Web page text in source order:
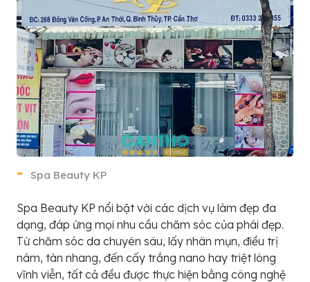
Spa Beauty KP
Spa Beauty KP nổi bật với các dịch vụ làm đẹp đa
dạng, đáp ứng mọi nhu cầu chăm sóc của phái đẹp.
Từ chăm sóc da chuyên sâu, lấy nhân mụn, điều trị
nám, tàn nhang, đến cấy trắng nano hay triệt lông
vĩnh viễn, tất cả đều được thực hiện bằng công nghệ